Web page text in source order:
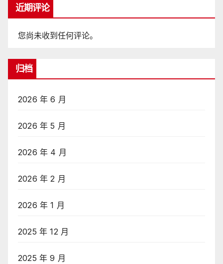
近期评论
您尚未收到任何评论。
归档
2026 年 6 月
2026 年 5 月
2026 年 4 月
2026 年 2 月
2026 年 1 月
2025 年 12 月
2025 年 9 月